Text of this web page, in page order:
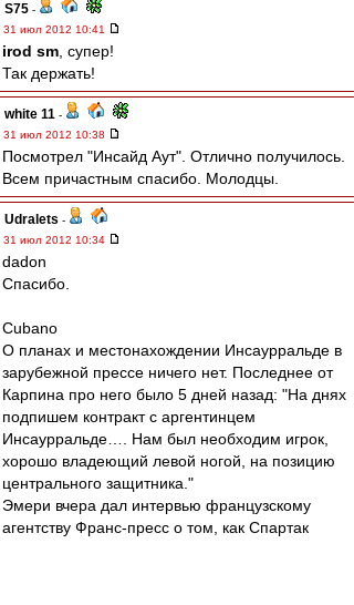
S75 -
31 июл 2012 10:41
irod sm , супер!
Так держать!
white 11 -
31 июл 2012 10:38
Посмотрел "Инсайд Аут". Отлично получилось.
Всем причастным спасибо. Молодцы.
Udralets -
31 июл 2012 10:34
dadon
Спасибо.
Cubano
О планах и местонахождении Инсаурральде в
зарубежной прессе ничего нет. Последнее от
Карпина про него было 5 дней назад: "На днях
подпишем контракт с аргентинцем
Инсаурральде…. Нам был необходим игрок,
хорошо владеющий левой ногой, на позицию
центрального защитника."
Эмери вчера дал интервью французскому
агентству Франс-пресс о том, как Спартак